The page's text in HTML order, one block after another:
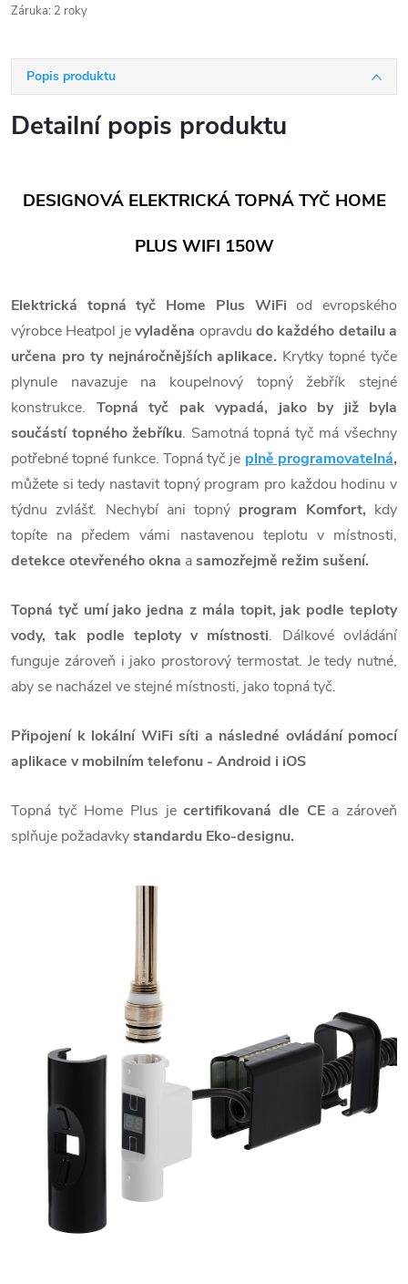
Záruka: 2 roky
Popis produktu
Detailní popis produktu
DESIGNOVÁ ELEKTRICKÁ TOPNÁ TYČ HOME
PLUS WIFI 150W
Elektrická topná tyč Home Plus WiFiod evropského
výrobce Heatpol jevyladěna opravdu do každého detailu a
určena pro ty nejnáročnějších aplikace. Krytky topné tyče
plynule navazuje na koupelnový topný žebřík stejné
konstrukce. Topná tyč pak vypadá, jako by již byla
součástí topného žebříku. Samotná topná tyč má všechny
potřebné topné funkce. Topná tyč je plně programovatelná,
můžete si tedy nastavit topný program pro každou hodinu v
týdnu zvlášť. Nechybí ani topný program Komfort, kdy
topíte na předem vámi nastavenou teplotu v místnosti,
detekce otevřeného okna asamozřejmě režim sušení.
Topná tyč umí jako jedna z mála topit, jak podle teploty
vody, tak podle teploty v místnosti. Dálkové ovládání
funguje zároveň i jako prostorový termostat. Je tedy nutné,
aby se nacházel ve stejné místnosti, jako topná tyč.
Připojení k lokální WiFi síti a následné ovládání pomocí
aplikace v mobilním telefonu - Android i iOS
Topná tyč Home Plus jecertifikovaná dle CEa zároveň
splňuje požadavkystandardu Eko-designu.